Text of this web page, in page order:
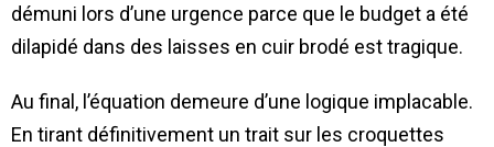
démuni lors d’une urgence parce que le budget a été
dilapidé dans des laisses en cuir brodé est tragique.
Au final, l’équation demeure d’une logique implacable.
En tirant définitivement un trait sur les croquettes